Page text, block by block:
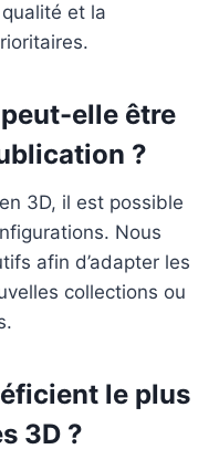
et la
elle être
?
3D, il est possible
Nous
afin d’adapter les
collections ou
le plus
3D ?